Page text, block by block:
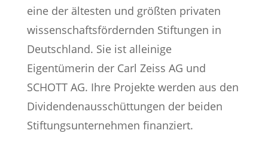
eine der ältesten und größten privaten
wissenschaftsfördernden Stiftungen in
Deutschland. Sie ist alleinige
Eigentümerin der Carl Zeiss AG und
SCHOTT AG. Ihre Projekte werden aus den
Dividendenausschüttungen der beiden
Stiftungsunternehmen finanziert.